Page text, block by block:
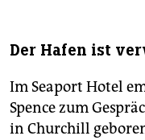
Der Hafen ist
Im Seaport Hotel
Spence zum
in Churchill